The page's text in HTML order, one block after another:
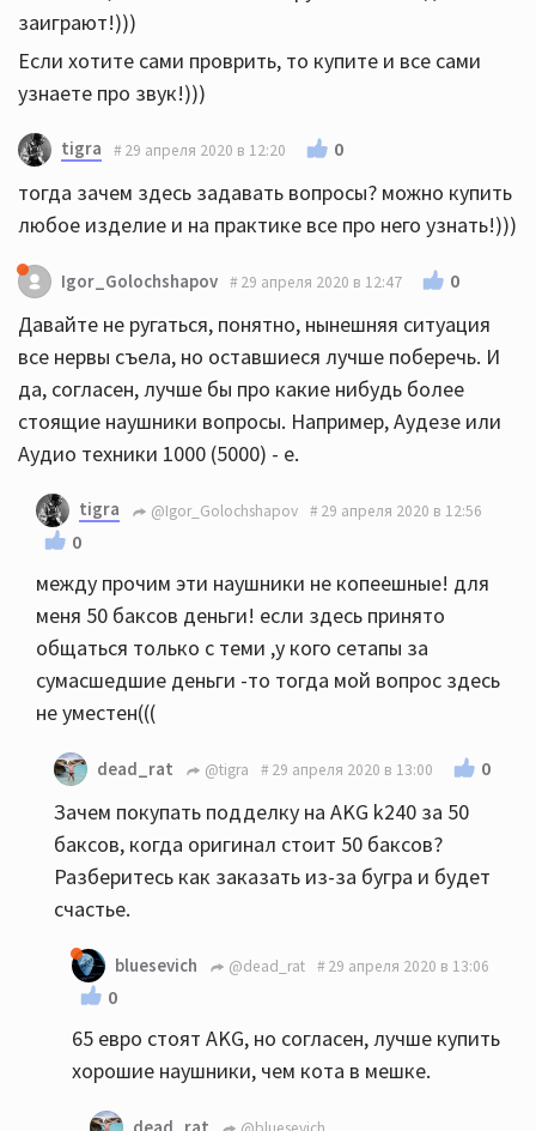
заиграют!)))
Если хотите сами проврить, то купите и все сами
узнаете про звук!)))
tigra 29 апреля 2020 в 12:20 0
тогда зачем здесь задавать вопросы? можно купить
любое изделие и на практике все про него узнать!)))
Igor_Golochshapov 29 апреля 2020 в 12:47 0
Давайте не ругаться, понятно, нынешняя ситуация
все нервы съела, но оставшиеся лучше поберечь. И
да, согласен, лучше бы про какие нибудь более
стоящие наушники вопросы. Например, Аудезе или
Аудио техники 1000 (5000) - е.
tigra @Igor_Golochshapov 29 апреля 2020 в 12:56
0
между прочим эти наушники не копеешные! для
меня 50 баксов деньги! если здесь принято
общаться только с теми ,у кого сетапы за
сумасшедшие деньги -то тогда мой вопрос здесь
не уместен(((
dead_rat @tigra 29 апреля 2020 в 13:00 0
Зачем покупать подделку на AKG k240 за 50
баксов, когда оригинал стоит 50 баксов?
Разберитесь как заказать из-за бугра и будет
счастье.
bluesevich @dead_rat 29 апреля 2020 в 13:06
0
65 евро стоят AKG, но согласен, лучше купить
хорошие наушники, чем кота в мешке.